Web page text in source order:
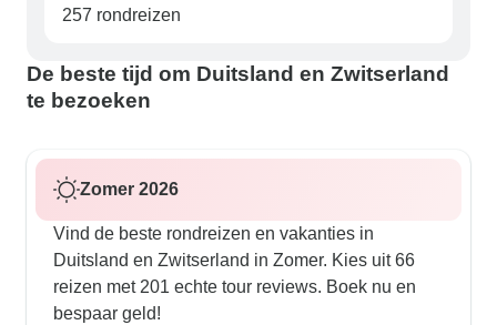
257 rondreizen
De beste tijd om Duitsland en Zwitserland
te bezoeken
Zomer 2026
Vind de beste rondreizen en vakanties in
Duitsland en Zwitserland in Zomer. Kies uit 66
reizen met 201 echte tour reviews. Boek nu en
bespaar geld!